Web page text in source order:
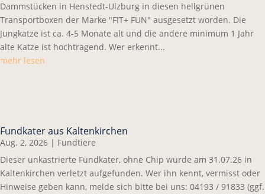
Dammstücken in Henstedt-Ulzburg in diesen hellgrünen
Transportboxen der Marke "FIT+ FUN" ausgesetzt worden. Die
Jungkatze ist ca. 4-5 Monate alt und die andere minimum 1 Jahr
alte Katze ist hochtragend. Wer erkennt...
mehr lesen
Fundkater aus Kaltenkirchen
Aug. 2, 2026 | Fundtiere
Dieser unkastrierte Fundkater, ohne Chip wurde am 31.07.26 in
Kaltenkirchen verletzt aufgefunden. Wer ihn kennt, vermisst oder
Hinweise geben kann, melde sich bitte bei uns: 04193 / 91833 (ggf.